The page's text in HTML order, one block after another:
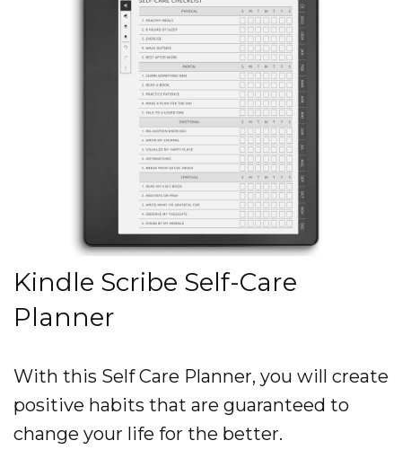
Kindle Scribe Self-Care
Planner
With this Self Care Planner, you will create
positive habits that are guaranteed to
change your life for the better.